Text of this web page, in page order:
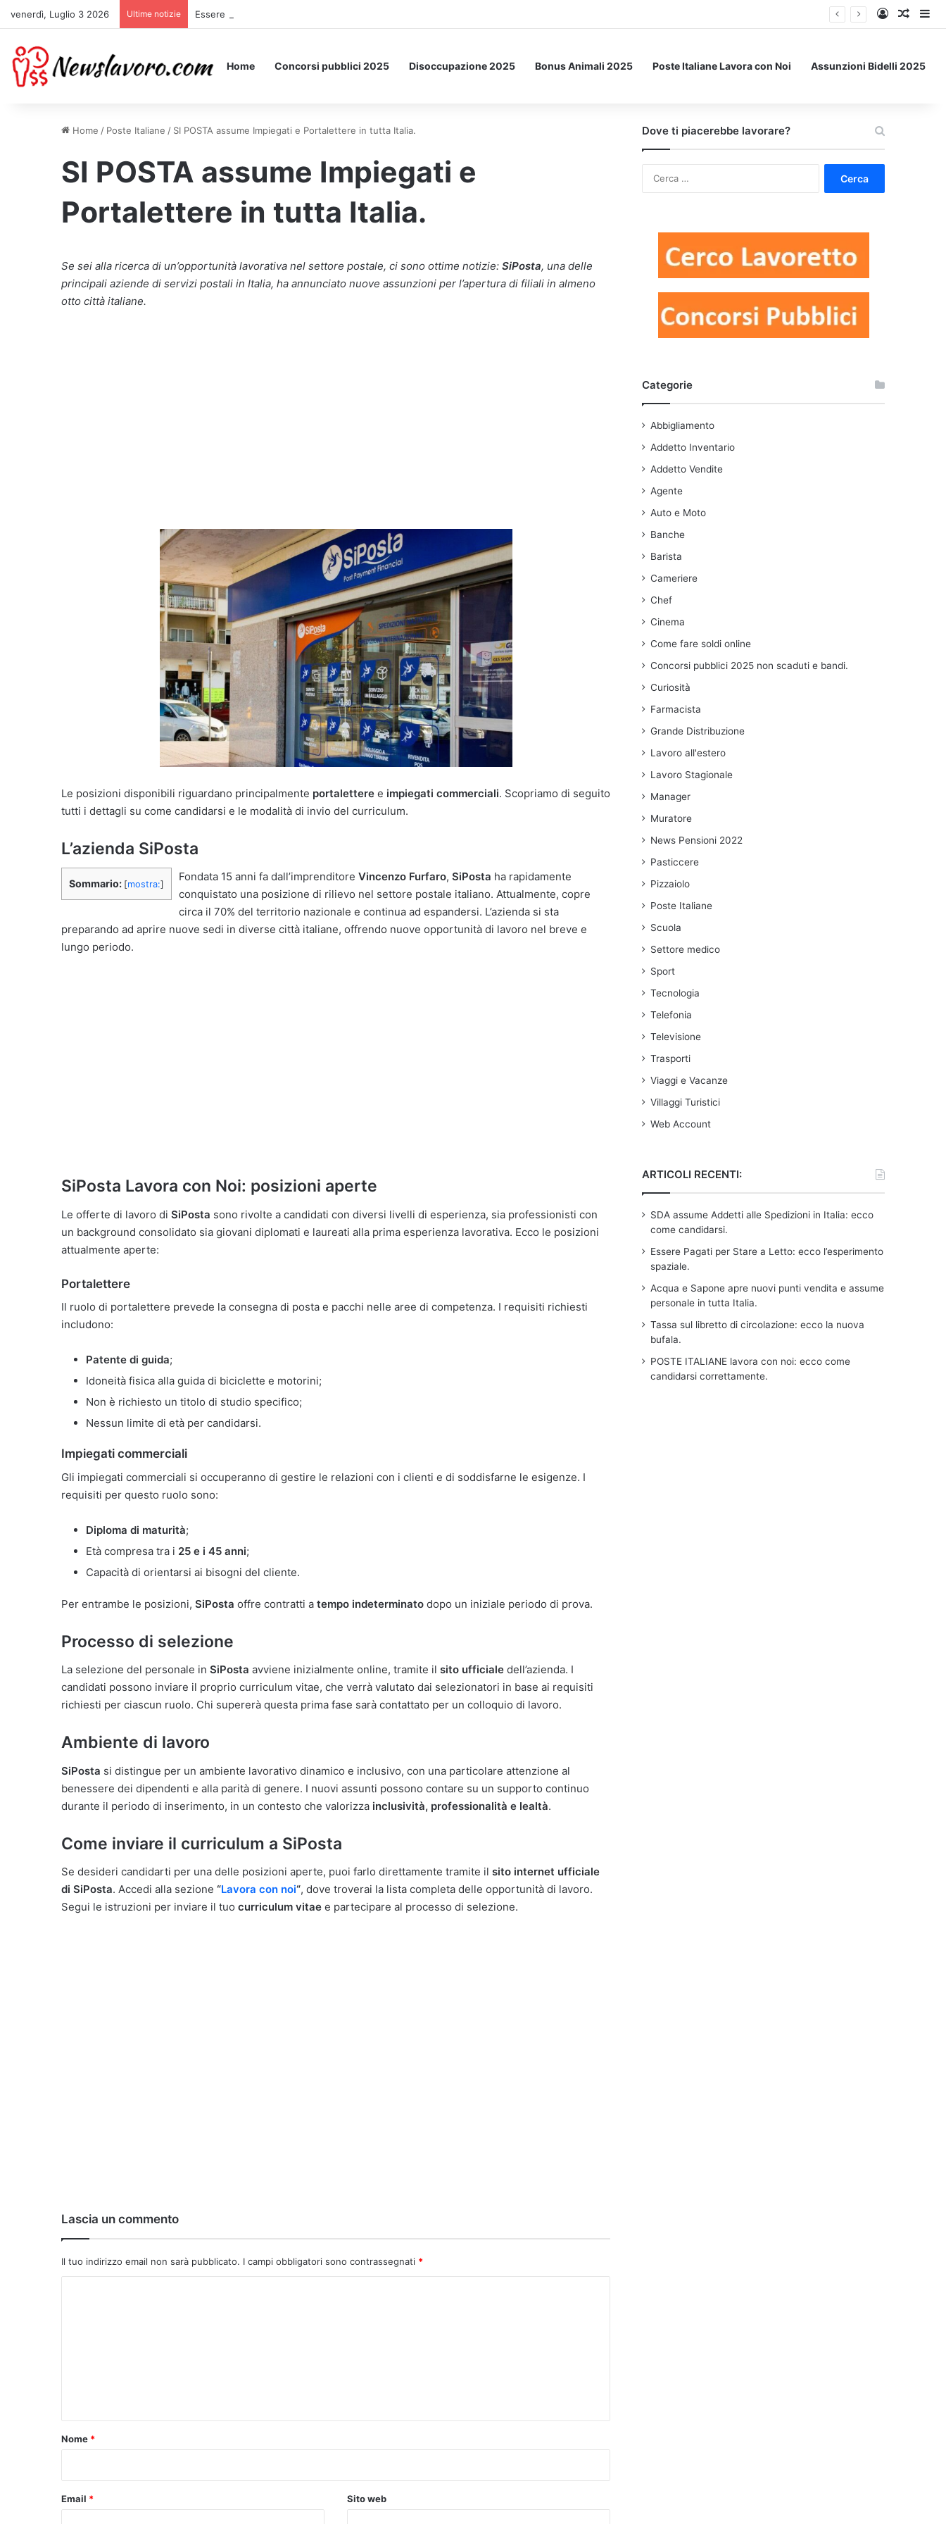
venerdì, Luglio 3 2026 Ultime notizie Essere Pagati per Stare a Letto: ecco l’esperimento spaziale. Accedi
Un
Home Concorsi pubblici 2025 Disoccupazione 2025 Bonus Animali 2025 Poste Italiane Lavora con Noi Assunzioni Bidelli 2025
Home / Poste Italiane / SI POSTA assume Impiegati e Portalettere in tutta Italia.
SI POSTA assume Impiegati e
Portalettere in tutta Italia.
Se sei alla ricerca di un’opportunità lavorativa nel settore postale, ci sono ottime notizie: SiPosta, una delle
principali aziende di servizi postali in Italia, ha annunciato nuove assunzioni per l’apertura di filiali in almeno
otto città italiane.
Le posizioni disponibili riguardano principalmente portalettere e impiegati commerciali. Scopriamo di seguito
tutti i dettagli su come candidarsi e le modalità di invio del curriculum.
L’azienda SiPosta
Sommario: [mostra:]
Fondata 15 anni fa dall’imprenditore Vincenzo Furfaro, SiPosta ha rapidamente
conquistato una posizione di rilievo nel settore postale italiano. Attualmente, copre
circa il 70% del territorio nazionale e continua ad espandersi. L’azienda si sta
preparando ad aprire nuove sedi in diverse città italiane, offrendo nuove opportunità di lavoro nel breve e
lungo periodo.
SiPosta Lavora con Noi: posizioni aperte
Le offerte di lavoro di SiPosta sono rivolte a candidati con diversi livelli di esperienza, sia professionisti con
un background consolidato sia giovani diplomati e laureati alla prima esperienza lavorativa. Ecco le posizioni
attualmente aperte:
Portalettere
Il ruolo di portalettere prevede la consegna di posta e pacchi nelle aree di competenza. I requisiti richiesti
includono:
Patente di guida;
Idoneità fisica alla guida di biciclette e motorini;
Non è richiesto un titolo di studio specifico;
Nessun limite di età per candidarsi.
Impiegati commerciali
Gli impiegati commerciali si occuperanno di gestire le relazioni con i clienti e di soddisfarne le esigenze. I
requisiti per questo ruolo sono:
Diploma di maturità;
Età compresa tra i 25 e i 45 anni;
Capacità di orientarsi ai bisogni del cliente.
Per entrambe le posizioni, SiPosta offre contratti a tempo indeterminato dopo un iniziale periodo di prova.
Processo di selezione
La selezione del personale in SiPosta avviene inizialmente online, tramite il sito ufficiale dell’azienda. I
candidati possono inviare il proprio curriculum vitae, che verrà valutato dai selezionatori in base ai requisiti
richiesti per ciascun ruolo. Chi supererà questa prima fase sarà contattato per un colloquio di lavoro.
Ambiente di lavoro
SiPosta si distingue per un ambiente lavorativo dinamico e inclusivo, con una particolare attenzione al
benessere dei dipendenti e alla parità di genere. I nuovi assunti possono contare su un supporto continuo
durante il periodo di inserimento, in un contesto che valorizza inclusività, professionalità e lealtà.
Come inviare il curriculum a SiPosta
Se desideri candidarti per una delle posizioni aperte, puoi farlo direttamente tramite il sito internet ufficiale
di SiPosta. Accedi alla sezione “Lavora con noi“, dove troverai la lista completa delle opportunità di lavoro.
Segui le istruzioni per inviare il tuo curriculum vitae e partecipare al processo di selezione.
Lascia un commento
Il tuo indirizzo email non sarà pubblicato. I campi obbligatori sono contrassegnati *
o
Nome *
Email * Sito web
Dove ti piacerebbe lavorare?
Categorie
Abbigliamento
Addetto Inventario
Addetto Vendite
Agente
Auto e Moto
Banche
Barista
Cameriere
Chef
Cinema
Come fare soldi online
Concorsi pubblici 2025 non scaduti e bandi.
Curiosità
Farmacista
Grande Distribuzione
Lavoro all'estero
Lavoro Stagionale
Manager
Muratore
News Pensioni 2022
Pasticcere
Pizzaiolo
Poste Italiane
Scuola
Settore medico
Sport
Tecnologia
Telefonia
Televisione
Trasporti
Viaggi e Vacanze
Villaggi Turistici
Web Account
ARTICOLI RECENTI:
SDA assume Addetti alle Spedizioni in Italia: ecco
come candidarsi.
Essere Pagati per Stare a Letto: ecco l’esperimento
spaziale.
Acqua e Sapone apre nuovi punti vendita e assume
personale in tutta Italia.
Tassa sul libretto di circolazione: ecco la nuova
bufala.
POSTE ITALIANE lavora con noi: ecco come
candidarsi correttamente.